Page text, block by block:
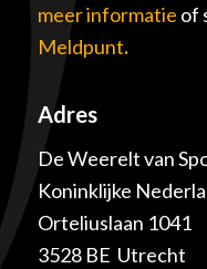
meer informatie of
Meldpunt.
Adres
De Weerelt van
Koninklijke
Orteliuslaan 1041
3528 BE Utrecht